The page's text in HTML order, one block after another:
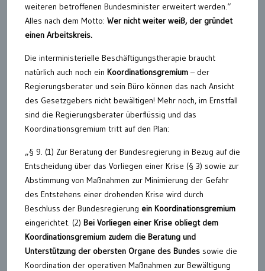
weiteren betroffenen Bundesminister erweitert werden.“
Alles nach dem Motto: Wer nicht weiter weiß, der gründet
einen Arbeitskreis.
Die interministerielle Beschäftigungstherapie braucht
natürlich auch noch ein Koordinationsgremium – der
Regierungsberater und sein Büro können das nach Ansicht
des Gesetzgebers nicht bewältigen! Mehr noch, im Ernstfall
sind die Regierungsberater überflüssig und das
Koordinationsgremium tritt auf den Plan:
„§ 9. (1) Zur Beratung der Bundesregierung in Bezug auf die
Entscheidung über das Vorliegen einer Krise (§ 3) sowie zur
Abstimmung von Maßnahmen zur Minimierung der Gefahr
des Entstehens einer drohenden Krise wird durch
Beschluss der Bundesregierung ein Koordinationsgremium
eingerichtet. (2) Bei Vorliegen einer Krise obliegt dem
Koordinationsgremium zudem die Beratung und
Unterstützung der obersten Organe des Bundes sowie die
Koordination der operativen Maßnahmen zur Bewältigung